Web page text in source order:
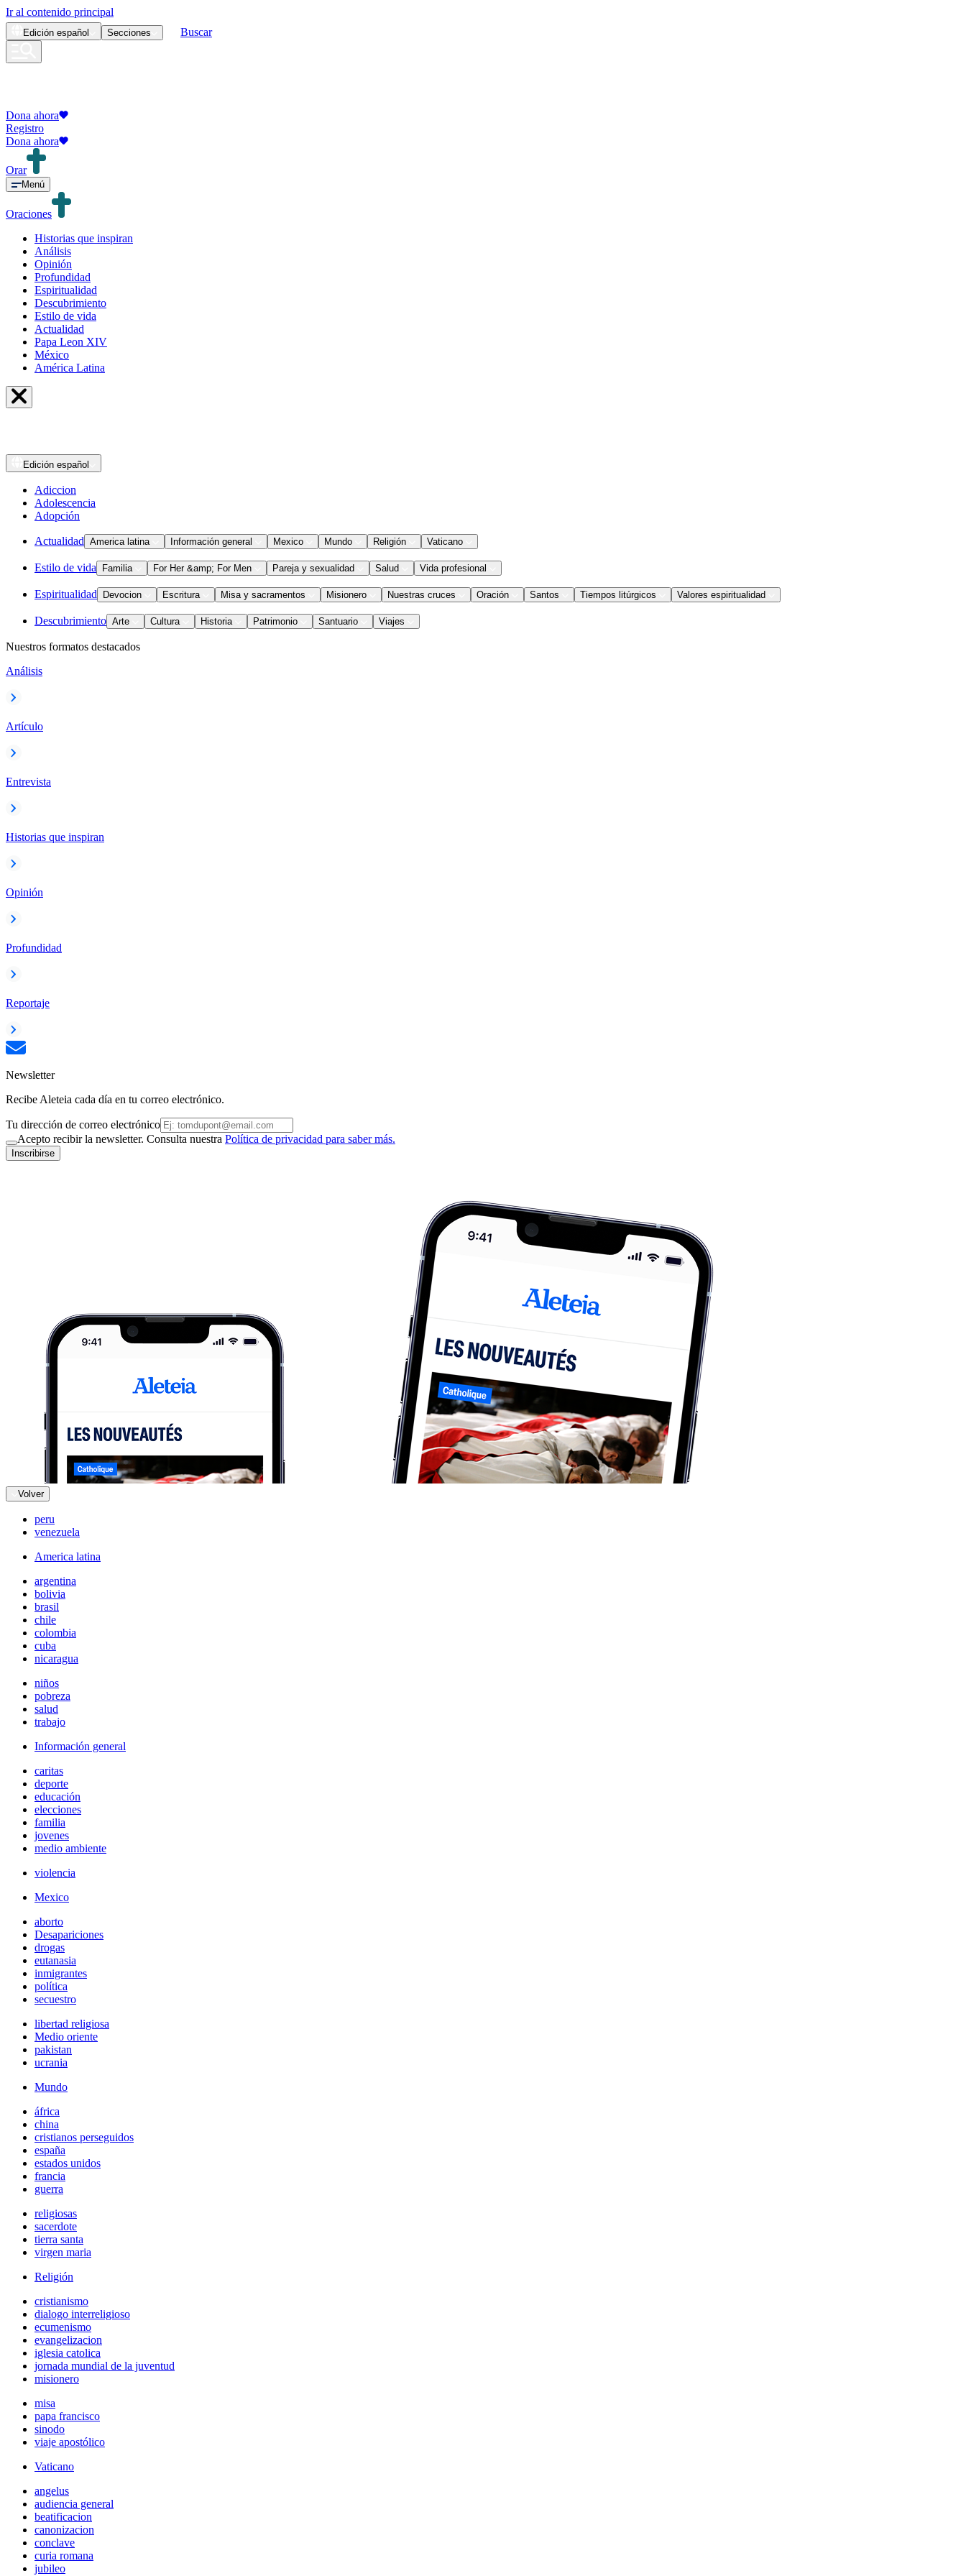
Ir al contenido principal
Edición español Secciones Buscar
Dona ahora
Registro
Dona ahora
Orar
Menú
Oraciones
Historias que inspiran
Análisis
Opinión
Profundidad
Espiritualidad
Descubrimiento
Estilo de vida
Actualidad
Papa Leon XIV
México
América Latina
Edición español
Adiccion
Adolescencia
Adopción
Actualidad America latina Información general Mexico Mundo Religión Vaticano
Estilo de vida Familia For Her &amp; For Men Pareja y sexualidad Salud Vida profesional
Espiritualidad Devocion Escritura Misa y sacramentos Misionero Nuestras cruces Oración Santos Tiempos litúrgicos Valores espiritualidad
Descubrimiento Arte Cultura Historia Patrimonio Santuario Viajes
Nuestros formatos destacados
Análisis
Artículo
Entrevista
Historias que inspiran
Opinión
Profundidad
Reportaje
Newsletter
Recibe Aleteia cada día en tu correo electrónico.
Tu dirección de correo electrónico
Acepto recibir la newsletter. Consulta nuestra Política de privacidad para saber más.
Inscribirse
Volver
peru
venezuela
America latina
argentina
bolivia
brasil
chile
colombia
cuba
nicaragua
niños
pobreza
salud
trabajo
Información general
caritas
deporte
educación
elecciones
familia
jovenes
medio ambiente
violencia
Mexico
aborto
Desapariciones
drogas
eutanasia
inmigrantes
política
secuestro
libertad religiosa
Medio oriente
pakistan
ucrania
Mundo
áfrica
china
cristianos perseguidos
españa
estados unidos
francia
guerra
religiosas
sacerdote
tierra santa
virgen maria
Religión
cristianismo
dialogo interreligioso
ecumenismo
evangelizacion
iglesia catolica
jornada mundial de la juventud
misionero
misa
papa francisco
sinodo
viaje apostólico
Vaticano
angelus
audiencia general
beatificacion
canonizacion
conclave
curia romana
jubileo